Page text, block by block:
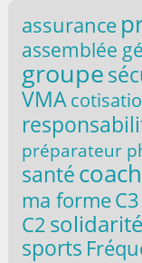
assurance
assemblée
groupe
VMA
préparateur
santécoach
ma formeC3
C2 solidarité
sports